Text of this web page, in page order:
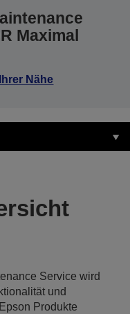
Maximal
Nähe
Service wird
und
Produkte